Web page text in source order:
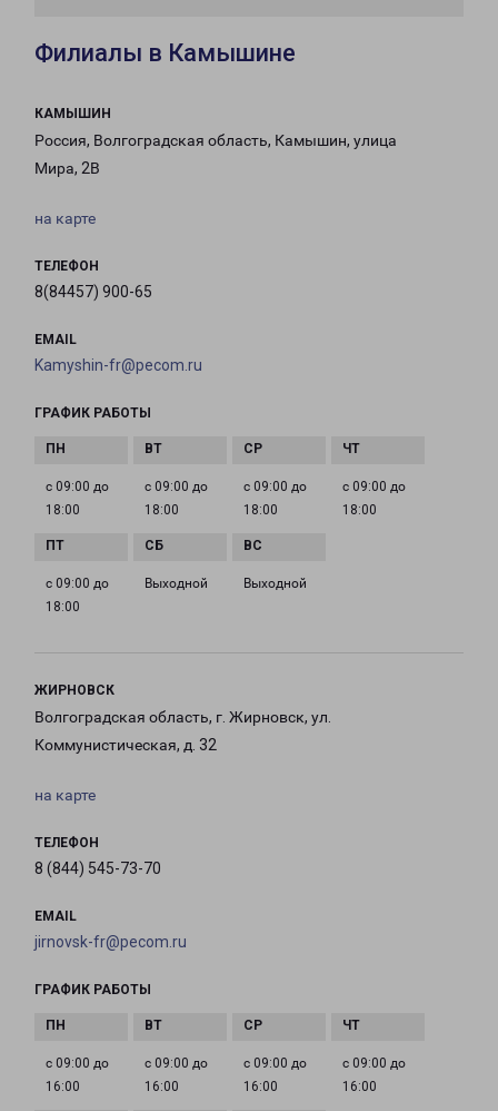
Филиалы в Камышине
КАМЫШИН
Россия, Волгоградская область, Камышин, улица
Мира, 2В
на карте
ТЕЛЕФОН
8(84457) 900-65
EMAIL
Kamyshin-fr@pecom.ru
ГРАФИК РАБОТЫ
с 09:00 до
18:00
с 09:00 до
18:00
с 09:00 до
18:00
с 09:00 до
18:00
с 09:00 до
18:00
Выходной Выходной
ЖИРНОВСК
Волгоградская область, г. Жирновск, ул.
Коммунистическая, д. 32
на карте
ТЕЛЕФОН
8 (844) 545-73-70
EMAIL
jirnovsk-fr@pecom.ru
ГРАФИК РАБОТЫ
с 09:00 до
16:00
с 09:00 до
16:00
с 09:00 до
16:00
с 09:00 до
16:00